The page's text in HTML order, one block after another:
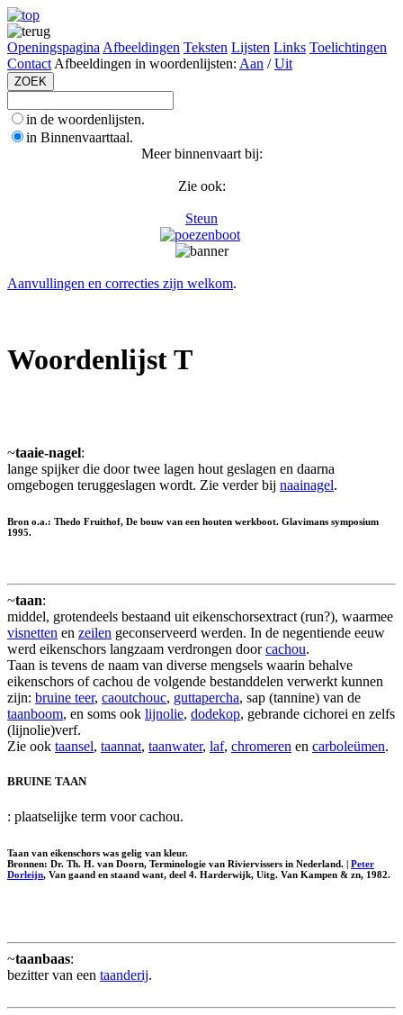
Openingspagina Afbeeldingen Teksten Lijsten Links Toelichtingen
Contact Afbeeldingen in woordenlijsten: Aan /Uit
in de woordenlijsten.
in Binnenvaarttaal.
Meer binnenvaart bij:
Zie ook:
Steun
Aanvullingen en correcties zijn welkom.
Woordenlijst T
~taaie-nagel:
lange spijker die door twee lagen hout geslagen en daarna
omgebogen teruggeslagen wordt. Zie verder bij naainagel.
Bron o.a.: Thedo Fruithof, De bouw van een houten werkboot. Glavimans symposium
1995.
~taan:
middel, grotendeels bestaand uit eikenschorsextract (run?), waarmee
visnetten en zeilen geconserveerd werden. In de negentiende eeuw
werd eikenschors langzaam verdrongen doorcachou.
Taan is tevens de naam van diverse mengsels waarin behalve
eikenschors of cachou de volgende bestanddelen verwerkt kunnen
zijn: bruine teer, caoutchouc, guttapercha, sap (tannine) van de
taanboom, en soms ook lijnolie, dodekop, gebrande cichorei en zelfs
(lijnolie)verf.
Zie ook taansel, taannat, taanwater, laf, chromeren en carboleümen.
BRUINE TAAN
: plaatselijke term voor cachou.
Taan van eikenschors was gelig van kleur.
Bronnen: Dr. Th. H. van Doorn, Terminologie van Riviervissers in Nederland. | Peter
Dorleijn, Van gaand en staand want, deel 4. Harderwijk, Uitg. Van Kampen & zn, 1982.
~taanbaas:
bezitter van een taanderij.